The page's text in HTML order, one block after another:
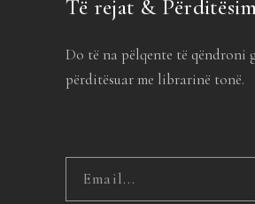
Të rejat &
Do të na pëlqente të qëndroni
përditësuar me librarinë tonë.